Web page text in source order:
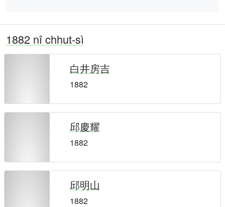
1882 nî chhut-sì
白井房吉
1882
邱慶耀
1882
邱明山
1882